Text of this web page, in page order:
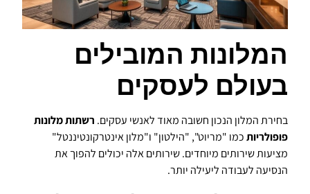
המלונות המובילים
בעולם לעסקים
בחירת המלון הנכון חשובה מאוד לאנשי עסקים. רשתות מלונות
פופולריותכמו "מריוט", "הילטון" ו"מלון אינטרקונטיננטל"
מציעות שירותים מיוחדים. שירותים אלה יכולים להפוך את
הנסיעה לעבודה ליעילה יותר.